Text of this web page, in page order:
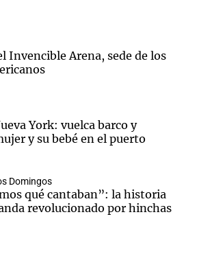
Invencible Arena, sede de los
York: vuelca barco y
y su bebé en el puerto
Domingos
qué cantaban”: la historia
revolucionado por hinchas